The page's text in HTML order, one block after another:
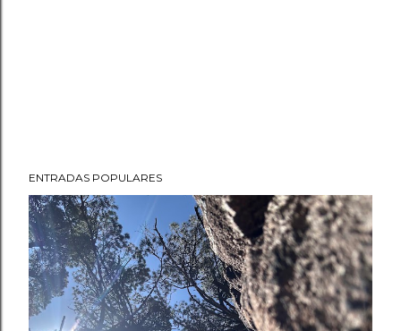
ENTRADAS POPULARES